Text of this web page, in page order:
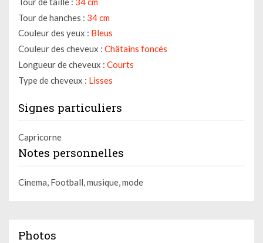
Tour de hanches : 34 cm
Couleur des yeux : Bleus
Couleur des cheveux : Châtains foncés
Longueur de cheveux : Courts
Type de cheveux : Lisses
Signes particuliers
Capricorne
Notes personnelles
Cinema, Football, musique, mode
Photos